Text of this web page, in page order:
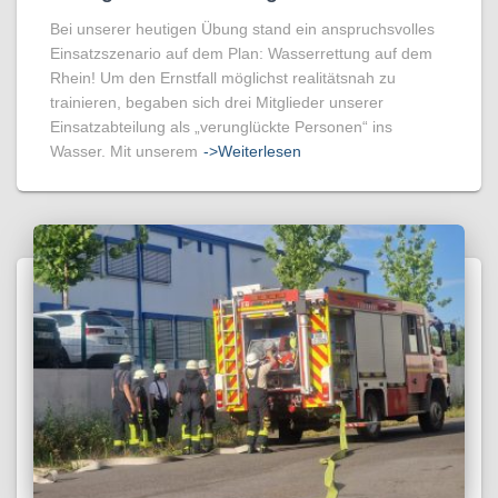
Bei unserer heutigen Übung stand ein anspruchsvolles
Einsatzszenario auf dem Plan: Wasserrettung auf dem
Rhein! Um den Ernstfall möglichst realitätsnah zu
trainieren, begaben sich drei Mitglieder unserer
Einsatzabteilung als „verunglückte Personen“ ins
Wasser. Mit unserem ->Weiterlesen